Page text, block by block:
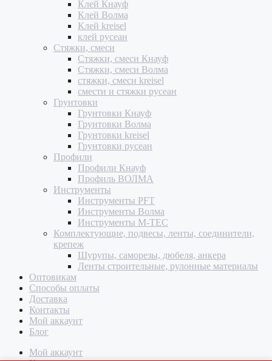
Клей Кнауф
Клей Волма
Клей kreisel
клей русеан
Стяжки, смеси
Стяжки, смеси Кнауф
Стяжки, смеси Волма
стяжки, смеси kreisel
смести и стяжки русеан
Грунтовки
Грунтовки Кнауф
Грунтовки Волма
Грунтовки kreisel
Грунтовки русеан
Профили
Профили Кнауф
Профиль ВОЛМА
Инструменты
Инструменты PFT
Инструменты Волма
Инструменты M-TEC
Комплектующие, подвесы, ленты, соединители,
крепеж
Шурупы, саморезы, дюбеля, анкера
Ленты строительные, рулонные материалы
Оптовикам
Способы оплаты
Доставка
Контакты
Мой аккаунт
Блог
Мой аккаунт